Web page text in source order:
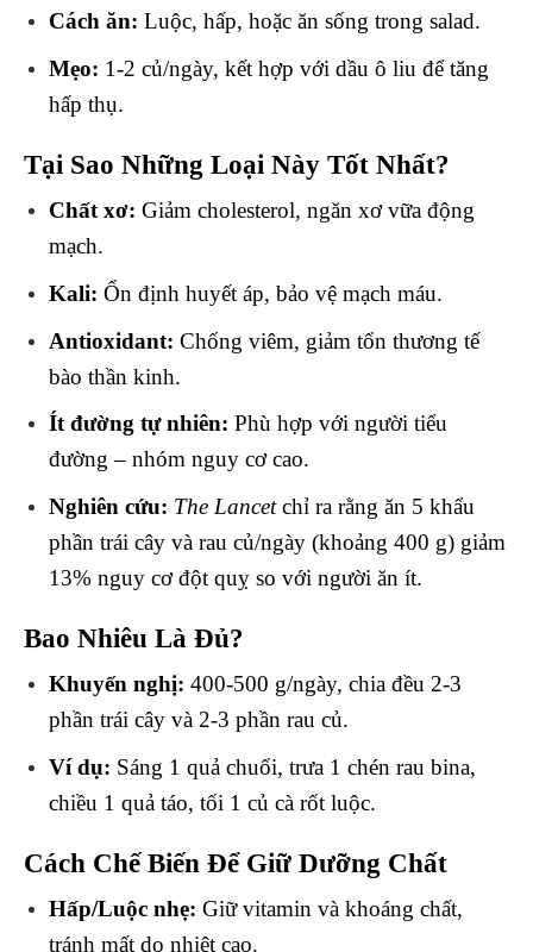
Cách ăn: Luộc, hấp, hoặc ăn sống trong salad.
Mẹo: 1-2 củ/ngày, kết hợp với dầu ô liu để tăng
hấp thụ.
Tại Sao Những Loại Này Tốt Nhất?
Chất xơ: Giảm cholesterol, ngăn xơ vữa động
mạch.
Kali: Ổn định huyết áp, bảo vệ mạch máu.
Antioxidant: Chống viêm, giảm tổn thương tế
bào thần kinh.
Ít đường tự nhiên: Phù hợp với người tiểu
đường – nhóm nguy cơ cao.
Nghiên cứu: The Lancetchỉ ra rằng ăn 5 khẩu
phần trái cây và rau củ/ngày (khoảng 400 g) giảm
13% nguy cơ đột quỵ so với người ăn ít.
Bao Nhiêu Là Đủ?
Khuyến nghị: 400-500 g/ngày, chia đều 2-3
phần trái cây và 2-3 phần rau củ.
Ví dụ: Sáng 1 quả chuối, trưa 1 chén rau bina,
chiều 1 quả táo, tối 1 củ cà rốt luộc.
Cách Chế Biến Để Giữ Dưỡng Chất
Hấp/Luộc nhẹ: Giữ vitamin và khoáng chất,
tránh mất do nhiệt cao.